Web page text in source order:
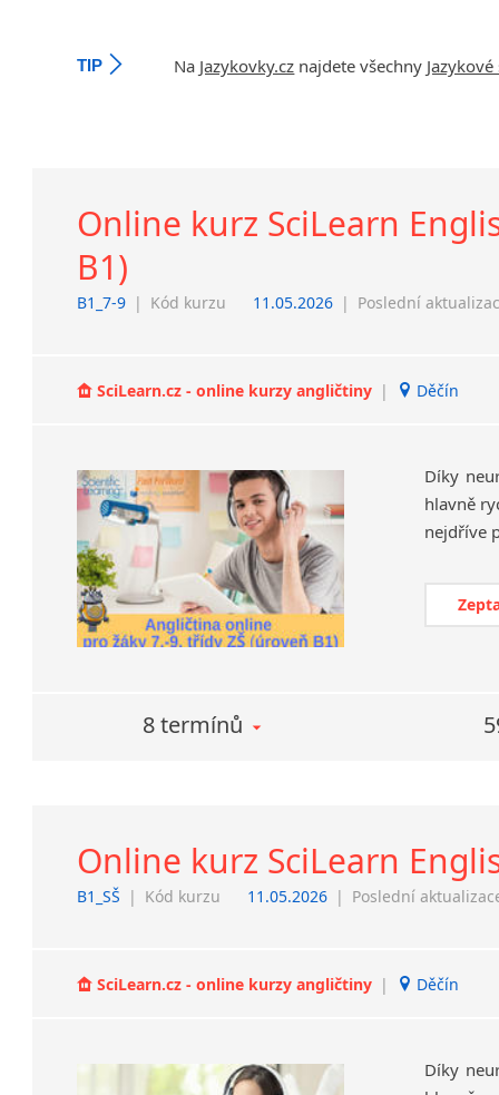
TIP Na Jazykovky.cz najdete všechny
Online kurz SciLearn
B1)
B1_7-9 | Kód kurzu 11.05.2026 | Poslední
SciLearn.cz - online kurzy angličtiny | Děčín
Díky
hlavně
8 termínů
Online kurz SciLearn
B1_SŠ | Kód kurzu 11.05.2026 | Poslední
SciLearn.cz - online kurzy angličtiny | Děčín
Díky